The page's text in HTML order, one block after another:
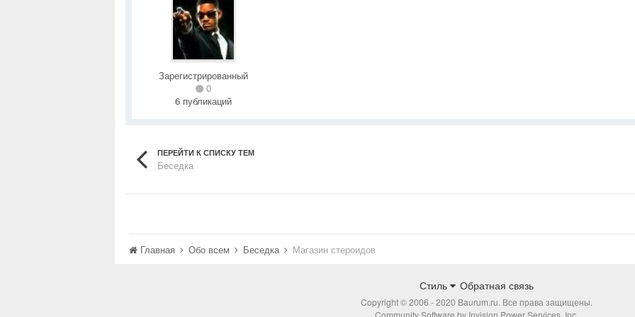
Зарегистрированный
0
6 публикаций
ПЕРЕЙТИ К СПИСКУ ТЕМ
Беседка
Главная Обо всем Беседка Магазин стероидов
Стиль Обратная связь
Copyright © 2006 - 2020 Baurum.ru. Все права защищены.
Community Software by Invision Power Services, Inc.